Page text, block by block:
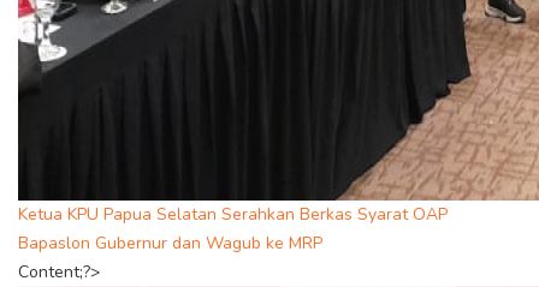
Ketua KPU Papua Selatan Serahkan Berkas Syarat OAP
Bapaslon Gubernur dan Wagub ke MRP
Content;?>